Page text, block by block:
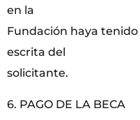
en la
Fundación haya
escrita del
solicitante.
6. PAGO DE LA BECA